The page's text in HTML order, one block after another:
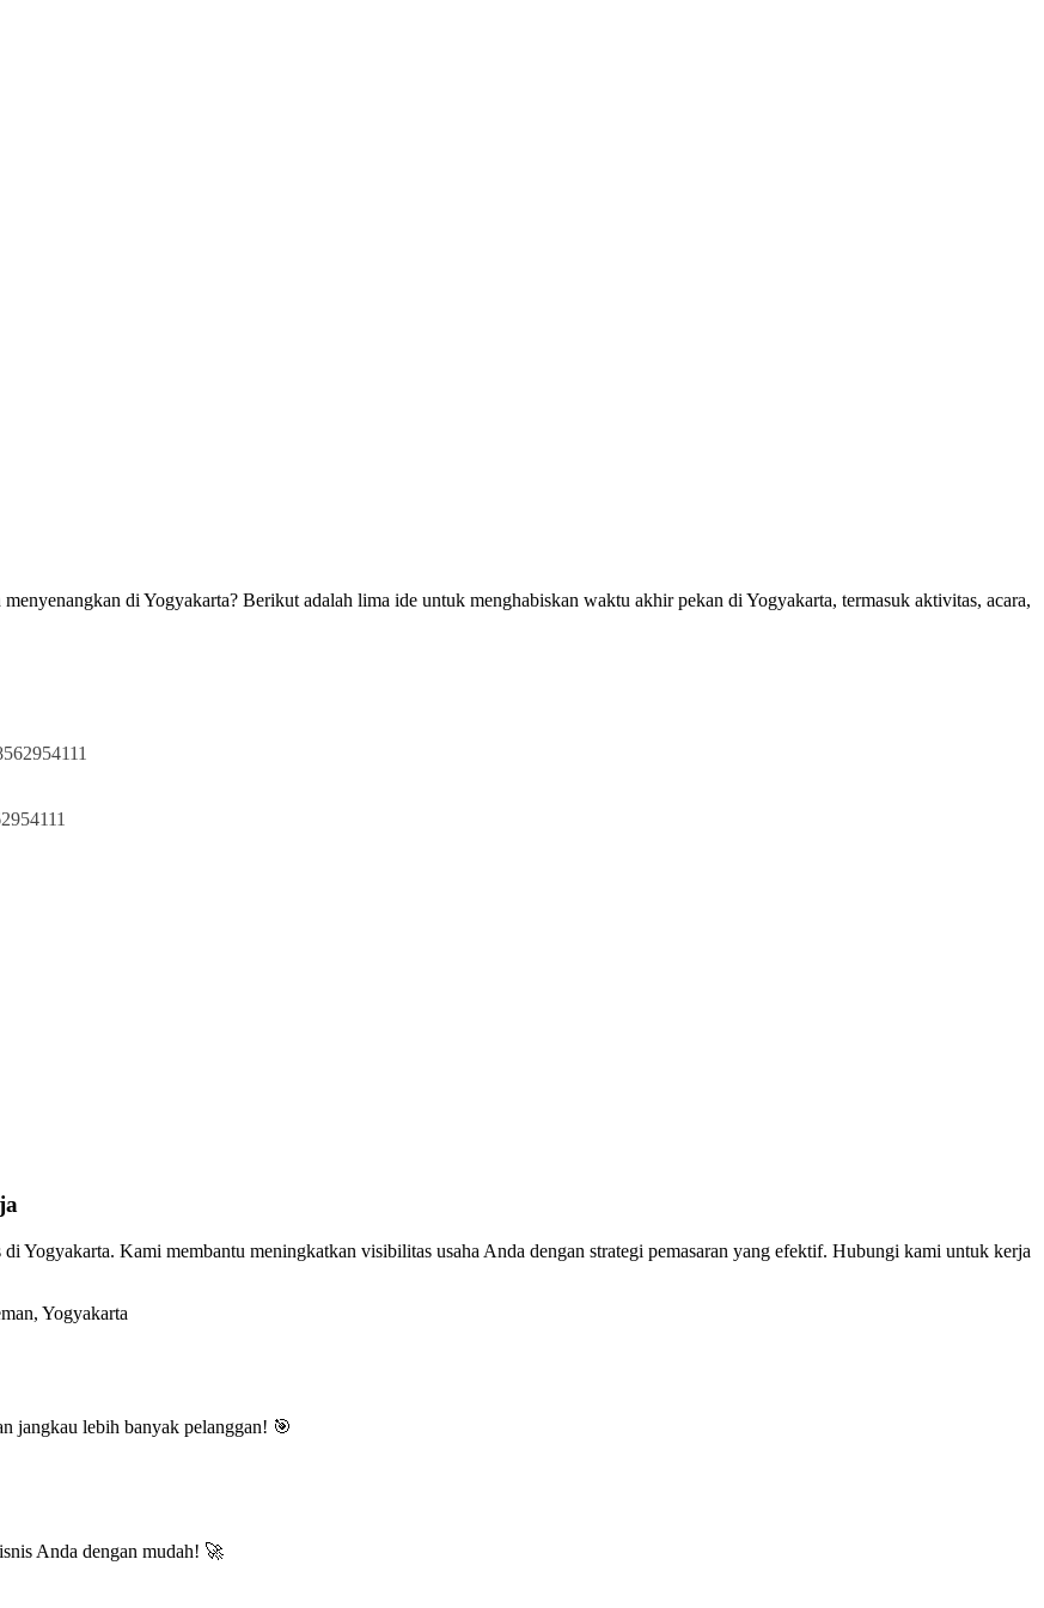
di Yogyakarta? Berikut adalah lima ide untuk menghabiskan waktu akhir pekan di Yogyakarta, termasuk aktivitas, acara,
Yogyakarta. Kami membantu meningkatkan visibilitas usaha Anda dengan strategi pemasaran yang efektif. Hubungi kami untuk kerja
Yogyakarta
jangkau lebih banyak pelanggan! 🎯
Anda dengan mudah! 🚀